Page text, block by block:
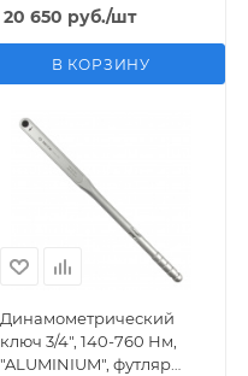
20 650 руб./шт
В КОРЗИНУ
Динамометрический
ключ 3/4", 140-760 Нм,
"ALUMINIUM", футляр